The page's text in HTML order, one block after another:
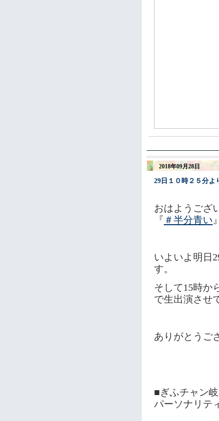
2018年09月28日
29日１０時２５分
おはようござ
『 ＃半分青い
いよいよ明日
す。
そして15時か
で生出演させ
ありがとうご
■ぎふチャン
パーソナリテ